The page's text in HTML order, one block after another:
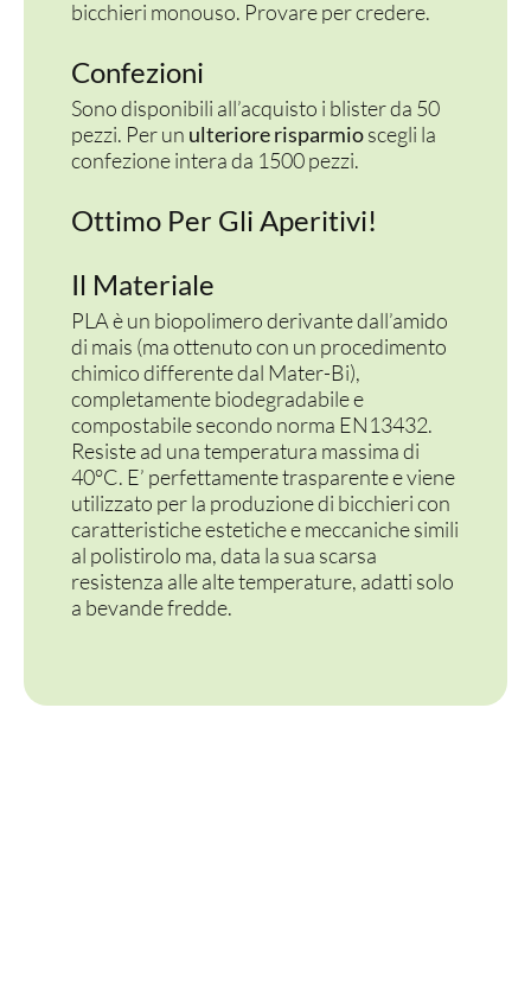
PER LA TAVOLA
CONTENITORI E ASPORTO
bicchieri monouso. Provare per credere.
Confezioni
Sono disponibili all’acquisto i blister da 50
pezzi. Per un ulteriore risparmioscegli la
confezione intera da 1500 pezzi.
Ottimo Per Gli Aperitivi!
Il Materiale
PLA è un biopolimero derivante dall’amido
di mais (ma ottenuto con un procedimento
chimico differente dal Mater-Bi),
completamente biodegradabile e
compostabile secondo norma EN13432.
Resiste ad una temperatura massima di
40°C. E’ perfettamente trasparente e viene
utilizzato per la produzione di bicchieri con
caratteristiche estetiche e meccaniche simili
al polistirolo ma, data la sua scarsa
resistenza alle alte temperature, adatti solo
a bevande fredde.